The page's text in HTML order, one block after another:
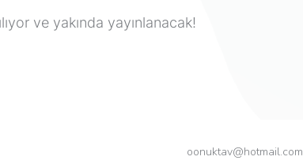
ve yakında yayınlanacak!
oonuktav@hotmail.com